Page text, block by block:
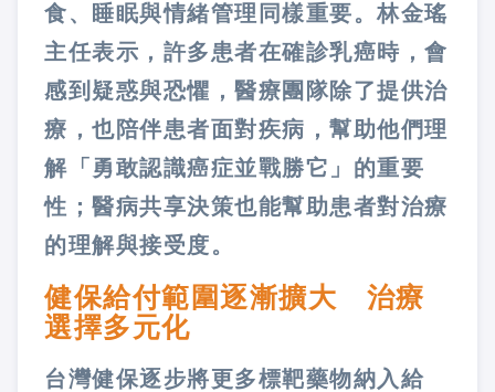
食、睡眠與情緒管理同樣重要。林金瑤
主任表示，許多患者在確診乳癌時，會
感到疑惑與恐懼，醫療團隊除了提供治
療，也陪伴患者面對疾病，幫助他們理
解「勇敢認識癌症並戰勝它」的重要
性；醫病共享決策也能幫助患者對治療
的理解與接受度。
健保給付範圍逐漸擴大 治療
選擇多元化
台灣健保逐步將更多標靶藥物納入給